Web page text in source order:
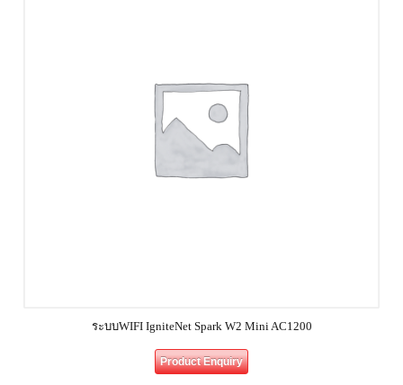
ระบบWIFI IgniteNet Spark W2 Mini AC1200
Product Enquiry